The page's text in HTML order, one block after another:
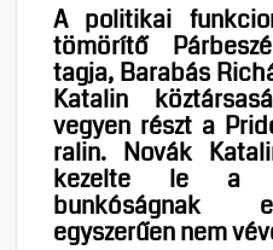
A politikai
tömörítő
tagja, Barabás
Katalin
vegyen részt a
ralin. Novák
kezelte le a
bunkóságnak
egyszerűen nem